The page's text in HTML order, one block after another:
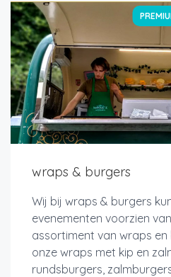
wraps & burgers
Wij bij wraps & burgers
evenementen voorzien
assortiment van wraps
onze wraps met kip en
rundsburgers,